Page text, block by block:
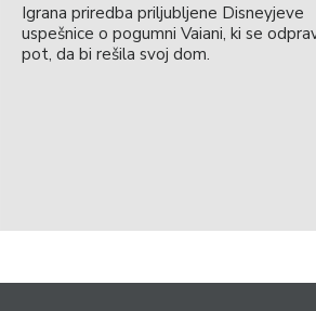
Igrana priredba priljubljene Disneyjeve
uspešnice o pogumni Vaiani, ki se
pot, da bi rešila svoj dom.